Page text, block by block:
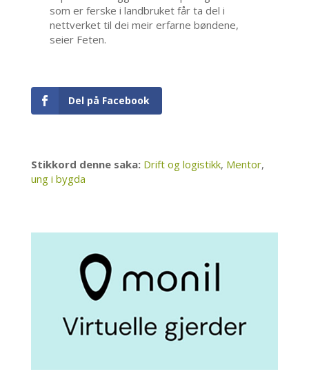
som er ferske i landbruket får ta del i
nettverket til dei meir erfarne bøndene,
seier Feten.
Del på Facebook
Stikkord denne saka: Drift og logistikk, Mentor,
ung i bygda